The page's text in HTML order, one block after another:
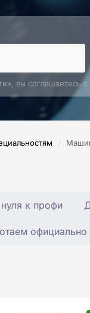
вы соглашаетесь
/
к профи
официально